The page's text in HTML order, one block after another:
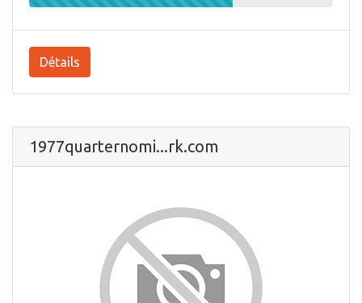
Détails
1977quarternomi...rk.com